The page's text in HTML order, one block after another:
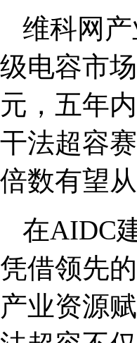
维科网
级电容市
元，五年
干法超容
倍数有望
在AIDC
凭借领先
产业资源